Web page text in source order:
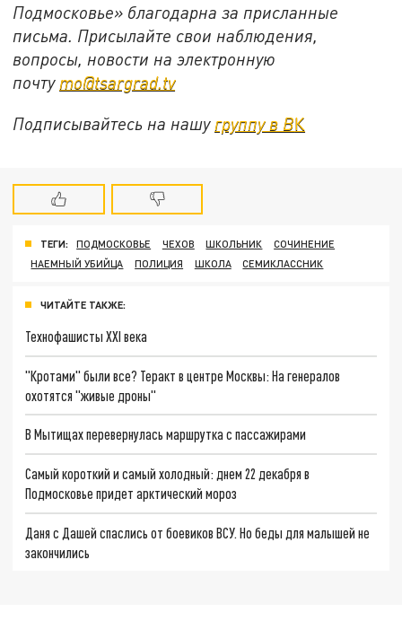
Подмосковье» благодарна за присланные
письма. Присылайте свои наблюдения,
вопросы, новости на электронную
почту mo@tsargrad.tv
Подписывайтесь на нашу группу в ВК
ТЕГИ: ПОДМОСКОВЬЕ ЧЕХОВ ШКОЛЬНИК
СОЧИНЕНИЕ
НАЕМНЫЙ УБИЙЦА
ПОЛИЦИЯ ШКОЛА СЕМИКЛАССНИК
ЧИТАЙТЕ ТАКЖЕ:
Технофашисты XXI века
"Кротами" были все? Теракт в центре Москвы: На генералов
охотятся "живые дроны"
В Мытищах перевернулась маршрутка с пассажирами
Самый короткий и самый холодный: днем 22 декабря в
Подмосковье придет арктический мороз
Даня с Дашей спаслись от боевиков ВСУ. Но беды для малышей не
закончились